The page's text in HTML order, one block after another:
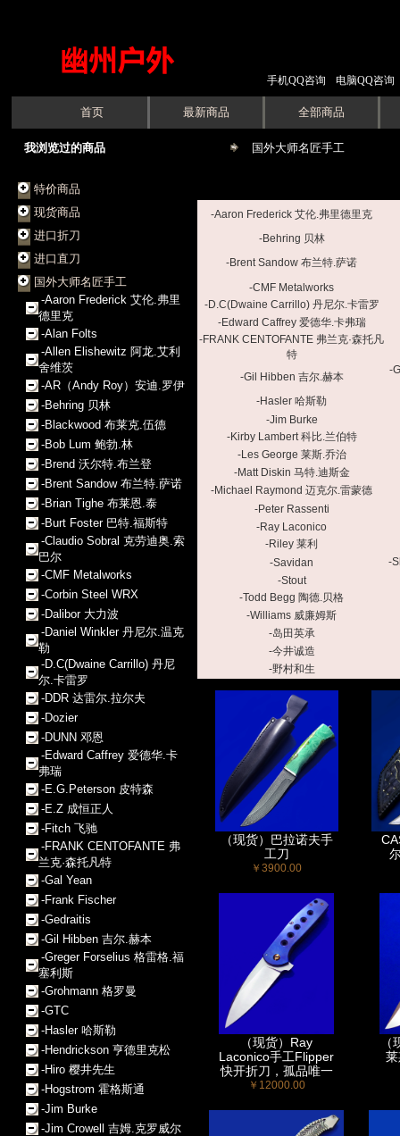
手机QQ咨询 电脑QQ咨询
首页 最新商品 全部商品
我浏览过的商品
特价商品
现货商品
进口折刀
进口直刀
国外大师名匠手工
-Aaron Frederick 艾伦.弗里
德里克
-Alan Folts
-Allen Elishewitz 阿龙.艾利
舍维茨
-AR（Andy Roy）安迪.罗伊
-Behring 贝林
-Blackwood 布莱克.伍德
-Bob Lum 鲍勃.林
-Brend 沃尔特.布兰登
-Brent Sandow 布兰特.萨诺
-Brian Tighe 布莱恩.泰
-Burt Foster 巴特.福斯特
-Claudio Sobral 克劳迪奥.索
巴尔
-CMF Metalworks
-Corbin Steel WRX
-Dalibor 大力波
-Daniel Winkler 丹尼尔.温克
勒
-D.C(Dwaine Carrillo) 丹尼
尔.卡雷罗
-DDR 达雷尔.拉尔夫
-Dozier
-DUNN 邓恩
-Edward Caffrey 爱德华.卡
弗瑞
-E.G.Peterson 皮特森
-E.Z 成恒正人
-Fitch 飞驰
-FRANK CENTOFANTE 弗
兰克·森托凡特
-Gal Yean
-Frank Fischer
-Gedraitis
-Gil Hibben 吉尔.赫本
-Greger Forselius 格雷格.福
塞利斯
-Grohmann 格罗曼
-GTC
-Hasler 哈斯勒
-Hendrickson 亨德里克松
-Hiro 樱井先生
-Hogstrom 霍格斯通
-Jim Burke
-Jim Crowell 吉姆.克罗威尔
国外大师名匠手工
-Aaron Frederick 艾伦.弗里德里克
-Behring 贝林
-Brent Sandow 布兰特.萨诺
-CMF Metalworks
-D.C(Dwaine Carrillo) 丹尼尔.卡雷罗
-Edward Caffrey 爱德华.卡弗瑞
-FRANK CENTOFANTE 弗兰克·森托凡
特
-Gil Hibben 吉尔.赫本
-
-Hasler 哈斯勒
-Jim Burke
-Kirby Lambert 科比.兰伯特
-Les George 莱斯.乔治
-Matt Diskin 马特.迪斯金
-Michael Raymond 迈克尔.雷蒙德
-Peter Rassenti
-Ray Laconico
-Riley 莱利
-Savidan
-
-Stout
-Todd Begg 陶德.贝格
-Williams 威廉姆斯
-岛田英承
-今井诚造
-野村和生
（现货）巴拉诺夫手
工刀
￥3900.00
（现货）Ray
Laconico手工Flipper
快开折刀，孤品唯一
￥12000.00